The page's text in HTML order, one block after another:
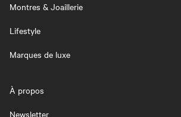
Montres & Joaillerie
Lifestyle
Marques de luxe
À propos
Newsletter